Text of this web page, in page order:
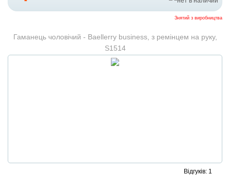
Знятий з виробництва
Гаманець чоловічий - Baellerry business, з ремінцем на руку,
S1514
Відгуків: 1